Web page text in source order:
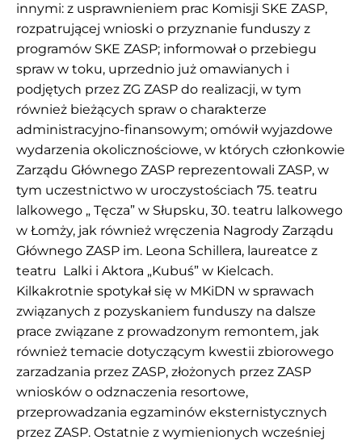
innymi: z usprawnieniem prac Komisji SKE ZASP,
rozpatrującej wnioski o przyznanie funduszy z
programów SKE ZASP; informował o przebiegu
spraw w toku, uprzednio już omawianych i
podjętych przez ZG ZASP do realizacji, w tym
również bieżących spraw o charakterze
administracyjno-finansowym; omówił wyjazdowe
wydarzenia okolicznościowe, w których członkowie
Zarządu Głównego ZASP reprezentowali ZASP, w
tym uczestnictwo w uroczystościach 75. teatru
lalkowego „ Tęcza” w Słupsku, 30. teatru lalkowego
w Łomży, jak również wręczenia Nagrody Zarządu
Głównego ZASP im. Leona Schillera, laureatce z
teatru Lalki i Aktora „Kubuś” w Kielcach.
Kilkakrotnie spotykał się w MKiDN w sprawach
związanych z pozyskaniem funduszy na dalsze
prace związane z prowadzonym remontem, jak
również temacie dotyczącym kwestii zbiorowego
zarzadzania przez ZASP, złożonych przez ZASP
wniosków o odznaczenia resortowe,
przeprowadzania egzaminów eksternistycznych
przez ZASP. Ostatnie z wymienionych wcześniej